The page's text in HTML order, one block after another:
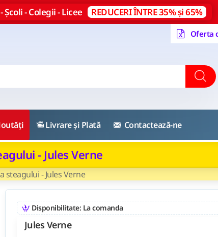
- Colegii - Licee REDUCERI ÎNTRE 35% și 65%
Oferta
Livrare și Plată Contactează-ne
steagului - Jules Verne
- Jules Verne
Disponibilitate: La comanda
Jules Verne